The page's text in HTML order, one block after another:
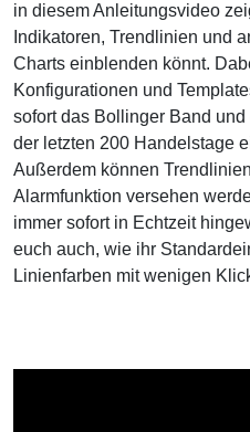
in diesem Anleitungsvideo
Indikatoren, Trendlinien und
Charts einblenden könnt.
Konfigurationen und
sofort das Bollinger Band
der letzten 200 Handelstage
Außerdem können
Alarmfunktion versehen
immer sofort in Echtzeit
euch auch, wie ihr
Linienfarben mit wenigen